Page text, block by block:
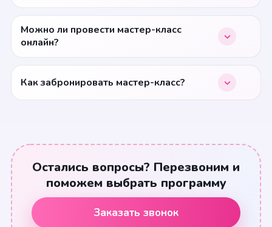
Можно ли провести мастер-класс
онлайн?
Как забронировать мастер-класс?
Остались вопросы? Перезвоним и
поможем выбрать программу
Заказать звонок